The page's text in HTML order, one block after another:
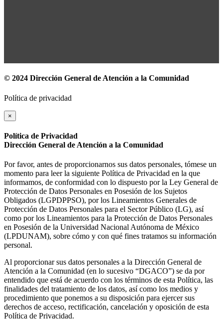
© 2024 Dirección General de Atención a la Comunidad
Política de privacidad
×
Política de Privacidad
Dirección General de Atención a la Comunidad
Por favor, antes de proporcionarnos sus datos personales, tómese un
momento para leer la siguiente Política de Privacidad en la que
informamos, de conformidad con lo dispuesto por la Ley General de
Protección de Datos Personales en Posesión de los Sujetos
Obligados (LGPDPPSO), por los Lineamientos Generales de
Protección de Datos Personales para el Sector Público (LG), así
como por los Lineamientos para la Protección de Datos Personales
en Posesión de la Universidad Nacional Autónoma de México
(LPDUNAM), sobre cómo y con qué fines tratamos su información
personal.
Al proporcionar sus datos personales a la Dirección General de
Atención a la Comunidad (en lo sucesivo “DGACO”) se da por
entendido que está de acuerdo con los términos de esta Política, las
finalidades del tratamiento de los datos, así como los medios y
procedimiento que ponemos a su disposición para ejercer sus
derechos de acceso, rectificación, cancelación y oposición de esta
Política de Privacidad.